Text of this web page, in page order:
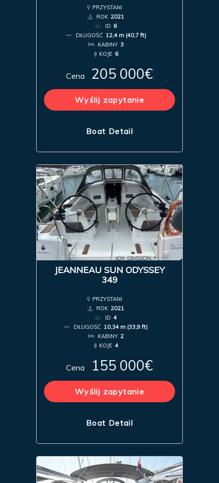
PRZYSTANI
ROK 2021
ID 6
DŁUGOŚĆ 12,4 m (40,7 ft)
KABINY 3
KOJE 6
Cena 205 000€
Wyślij zapytanie
Boat Detail
JEANNEAU SUN ODYSSEY
349
PRZYSTANI
ROK 2021
ID 4
DŁUGOŚĆ 10,34 m (33,9 ft)
KABINY 2
KOJE 4
Cena 155 000€
Wyślij zapytanie
Boat Detail